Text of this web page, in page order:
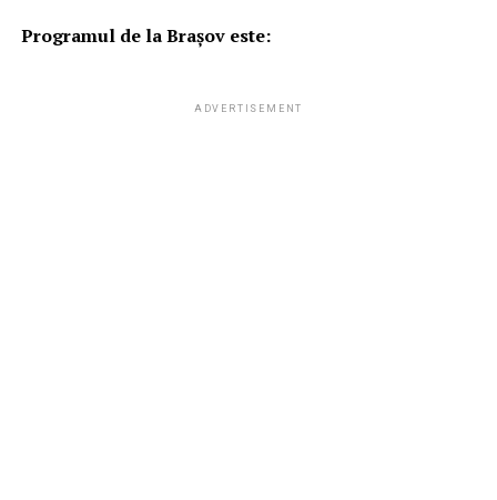
Programul de la Brașov este:
ADVERTISEMENT